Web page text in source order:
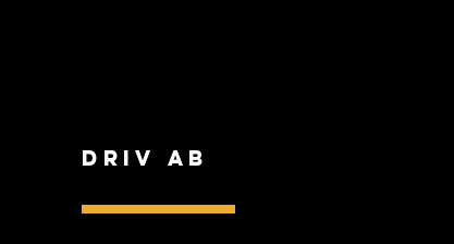
DrIV AB